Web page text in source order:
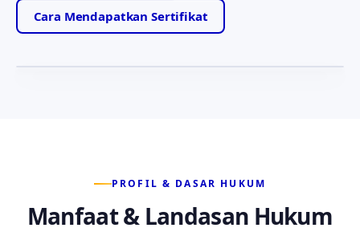
Cara Mendapatkan Sertifikat
Motto yang memandu setiap layanan kami —
ketabahan, kejujuran, dan kesetiaan kepada anggota.
PROFIL & DASAR HUKUM
Manfaat & Landasan Hukum